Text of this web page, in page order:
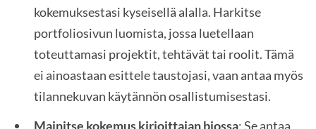
kokemuksestasi kyseisellä alalla. Harkitse
portfoliosivun luomista, jossa luetellaan
toteuttamasi projektit, tehtävät tai roolit. Tämä
ei ainoastaan esittele taustojasi, vaan antaa myös
tilannekuvan käytännön osallistumisestasi.
Mainitse kokemus kirjoittajan biossa: Se antaa